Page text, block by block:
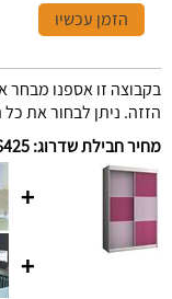
הזמן עכשיו
בקבוצה זו אספנו מבחר
הזזה. ניתן לבחור את
מחיר חבילת שדרוג:
₪
+
+